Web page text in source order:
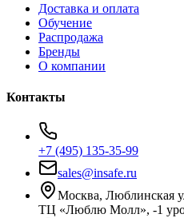
Доставка и оплата
Обучение
Распродажа
Бренды
О компании
Контакты
+7 (495) 135-35-99
sales@insafe.ru
Москва, Люблинская
ТЦ «Люблю Молл», -1